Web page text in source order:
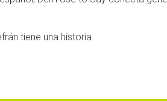
tiene una historia.